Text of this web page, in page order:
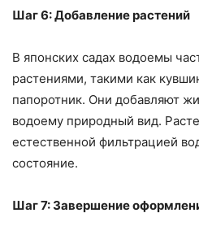
Шаг 6: Добавление растений
В японских садах водоемы
растениями, такими как
папоротник. Они добавляют
водоему природный вид.
естественной фильтрацией
состояние.
Шаг 7: Завершение